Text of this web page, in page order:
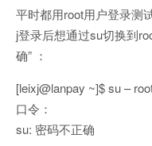
平时都用root用户登录测
j登录后想通过su切换到
确” ：
[leixj@lanpay ~]$ su –
口令：
su: 密码不正确